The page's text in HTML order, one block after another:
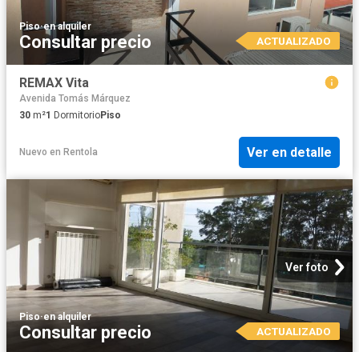
Piso·en alquiler
Consultar precio ACTUALIZADO
REMAX Vita
Avenida Tomás Márquez
30 m²1 DormitorioPiso
Nuevo en Rentola Ver en detalle
Ver foto
Piso·en alquiler
Consultar precio ACTUALIZADO